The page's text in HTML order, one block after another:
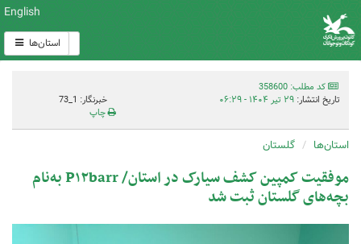
English
استان‌ها
کد مطلب: 358600
تاریخ انتشار: ۲۹ تیر ۱۴۰۴ - ۰۶:۲۹
خبرنگار: 1_73
چاپ
استان‌ها گلستان
موفقیت کمپین کشف سیارک در استان/ P۱۲barr به‌نام
بچه‌های گلستان ثبت شد